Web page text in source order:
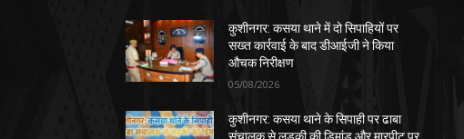
कुशीनगर: कसया थाने में दो सिपाहियों पर
सख्त कार्रवाई के बाद डीआईजी ने किया
औचक निरीक्षण
05/08/2026
कुशीनगर: कसया थाने के सिपाही पर ढाबा